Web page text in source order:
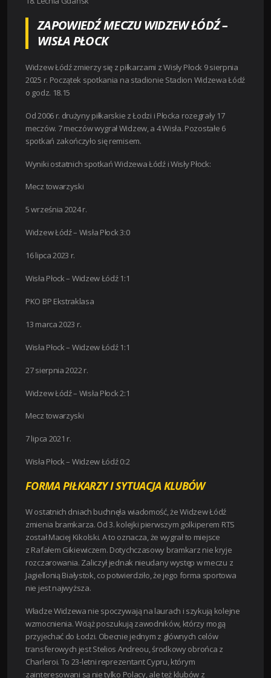
ZAPOWIEDŹ MECZU WIDZEW ŁÓDŹ –
WISŁA PŁOCK
Widzew Łódź zmierzy się z piłkarzami z Wisły Płock 9 sierpnia
2025 r. Początek spotkania na stadionie Stadion Widzewa Łódź
o godz. 18.15
Od 2006 r. drużyny piłkarskie z Łodzi i Płocka rozegrały 17
meczów. 7 meczów wygrał Widzew, a 4 Wisła. Pozostałe 6
spotkań zakończyło się remisem.
Wyniki ostatnich spotkań Widzewa Łódź i Wisły Płock:
Mecz towarzyski
5 września 2024 r.
Widzew Łódź – Wisła Płock 3:0
16 lipca 2023 r.
Wisła Płock – Widzew Łódź 1:1
PKO BP Ekstraklasa
13 marca 2023 r.
Wisła Płock – Widzew Łódź 1:1
27 sierpnia 2022 r.
Widzew Łódź – Wisła Płock 2:1
Mecz towarzyski
7 lipca 2021 r.
Wisła Płock – Widzew Łódź 0:2
FORMA PIŁKARZY I SYTUACJA KLUBÓW
W ostatnich dniach buchnęła wiadomość, że Widzew Łódź
zmienia bramkarza. Od 3. kolejki pierwszym golkiperem RTS
został Maciej Kikolski. A to oznacza, że wygrał to miejsce
z Rafałem Gikiewiczem. Dotychczasowy bramkarz nie kryje
rozczarowania. Zaliczył jednak nieudany występ w meczu z
Jagiellonią Białystok, co potwierdziło, że jego forma sportowa
nie jest najwyższa.
Władze Widzewa nie spoczywają na laurach i szykują kolejne
wzmocnienia. Wciąż poszukują zawodników, którzy mogą
przyjechać do Łodzi. Obecnie jednym z głównych celów
transferowych jest Stelios Andreou, środkowy obrońca z
Charleroi. To 23-letni reprezentant Cypru, którym
zainteresowani są nie tylko Polacy, ale też klubów z